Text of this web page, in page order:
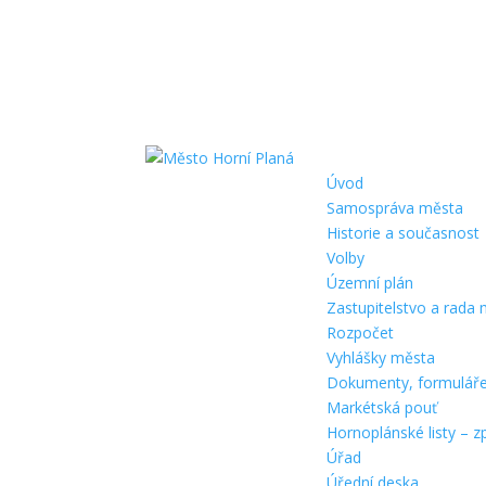
Úvod
Samospráva města
Historie a současnost
Volby
Územní plán
Zastupitelstvo a rada
Rozpočet
Vyhlášky města
Dokumenty, formuláře
Markétská pouť
Hornoplánské listy –
Úřad